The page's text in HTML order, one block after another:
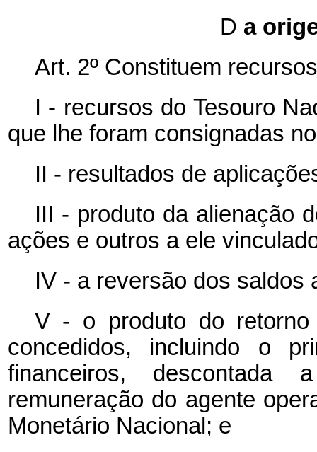
D a
Art. 2º Constituem
I - recursos do Tesouro
que lhe foram consignadas
II - resultados de
III - produto da alienação
ações e outros a ele
IV - a reversão dos saldos
V - o produto do retorno
concedidos, incluindo o
financeiros,
remuneração do agente
Monetário Nacional; e